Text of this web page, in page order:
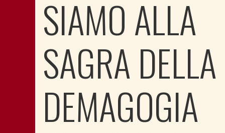
SIAMO ALLA
SAGRA DELLA
DEMAGOGIA